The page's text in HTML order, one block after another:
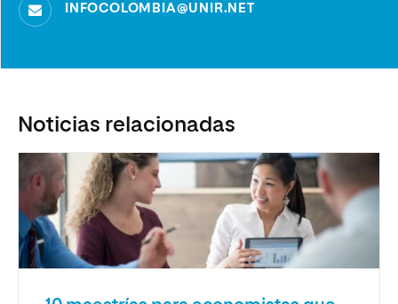
INFOCOLOMBIA@UNIR.NET
Noticias relacionadas